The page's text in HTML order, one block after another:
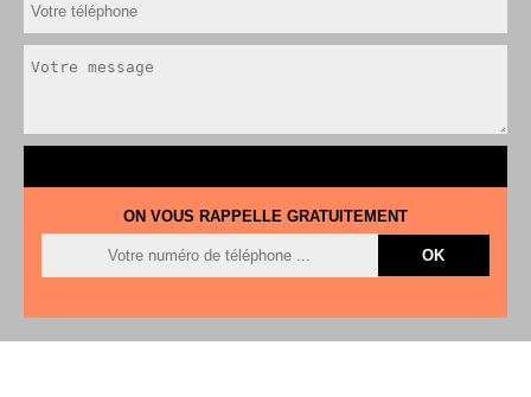
ON VOUS RAPPELLE GRATUITEMENT